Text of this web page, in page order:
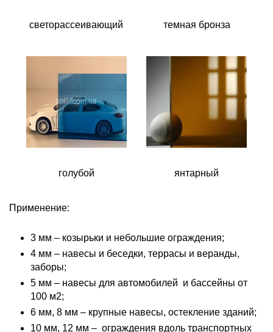
светорассеивающий темная бронза
голубой янтарный
Применение:
3 мм – козырьки и небольшие ограждения;
4 мм – навесы и беседки, террасы и веранды,
заборы;
5 мм – навесы для автомобилей и бассейны от
100 м2;
6 мм, 8 мм – крупные навесы, остекление зданий;
10 мм, 12 мм – ограждения вдоль транспортных